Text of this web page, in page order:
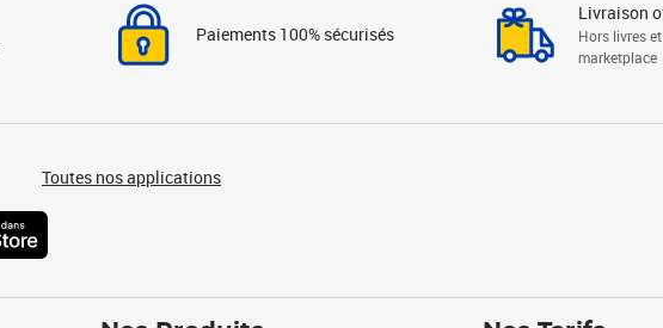
Paiements 100% sécurisés
Livraison
Hors livres
marketplace
Toutes nos applications